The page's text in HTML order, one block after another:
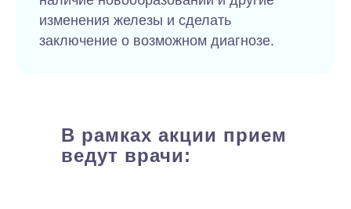
изменения железы и сделать
заключение о возможном диагнозе.
В рамках акции прием
ведут врачи: